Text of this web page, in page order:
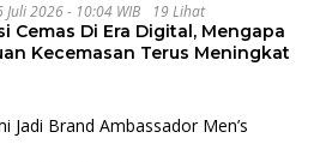
Juli 2026 - 10:04 WIB 19 Lihat
Cemas Di Era Digital, Mengapa
Kecemasan Terus Meningkat